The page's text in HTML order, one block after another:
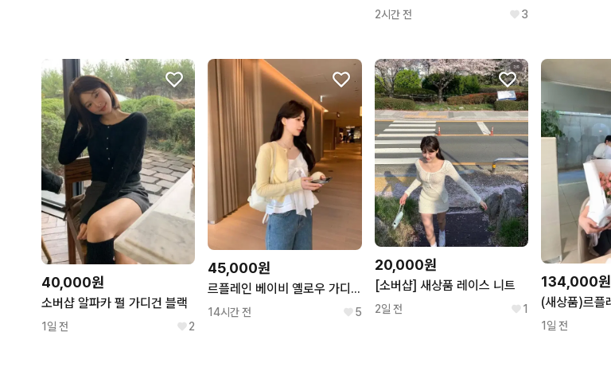
2시간 전 3
40,000원
소버샵 알파카 펄 가디건 블랙
1일 전 2
45,000원
르플레인 베이비 옐로우 가디건
14시간 전 5
20,000원
[소버샵] 새상품 레이스 니트
2일 전 1
134,000원
1일 전